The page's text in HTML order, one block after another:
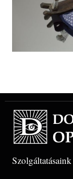
Szolgáltatásaink